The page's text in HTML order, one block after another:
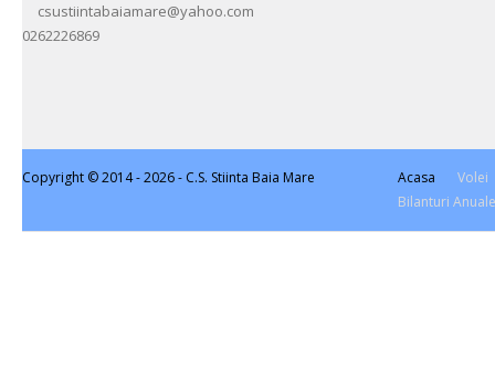
csustiintabaiamare@yahoo.com
0262226869
Copyright © 2014 - 2026 - C.S. Stiinta Baia Mare Acasa
Volei
Bilanturi Anuale